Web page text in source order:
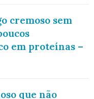
cremoso sem
em proteínas –
que não